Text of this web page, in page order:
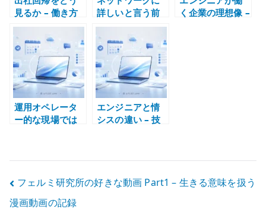
見るか – 働き方
を場所ではなく
成果と設計で考
える
詳しいと言う前
にルーティング
テーブルを読め
るか
く企業の理想像 –
運用オペレータ
ー的な現場では
エンジニアと情
シスの違い – 技
い
投
稿
フェルミ研究所の好きな動画 Part1 – 生きる意味を扱う
漫画動画の記録